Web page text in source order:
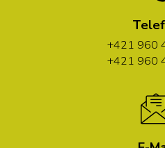
+421 960
+421 960